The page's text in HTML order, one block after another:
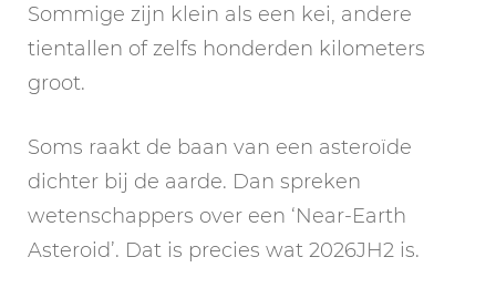
Sommige zijn klein als een kei, andere
tientallen of zelfs honderden kilometers
groot.
Soms raakt de baan van een asteroïde
dichter bij de aarde. Dan spreken
wetenschappers over een ‘Near-Earth
Asteroid’. Dat is precies wat 2026JH2 is.